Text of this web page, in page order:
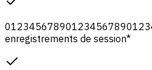
012345678901234567890123
enregistrements de session*